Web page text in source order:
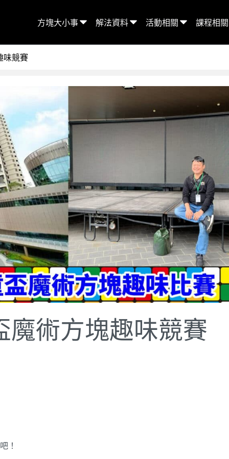
方塊大小事 解法資料 活動相關 課程相關
味競賽
術方塊趣味競賽
！